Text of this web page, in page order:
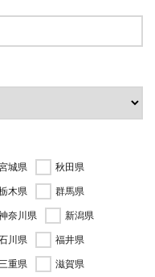
城県
秋田県
木県
群馬県
奈川県
新潟県
川県
福井県
三重県
滋賀県